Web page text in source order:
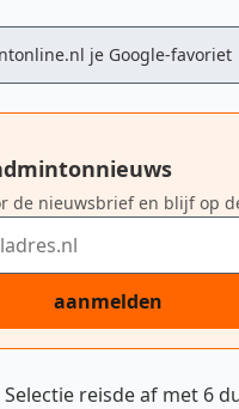
je Google-favoriet
de nieuwsbrief en blijf op
aanmelden
reisde af met 6